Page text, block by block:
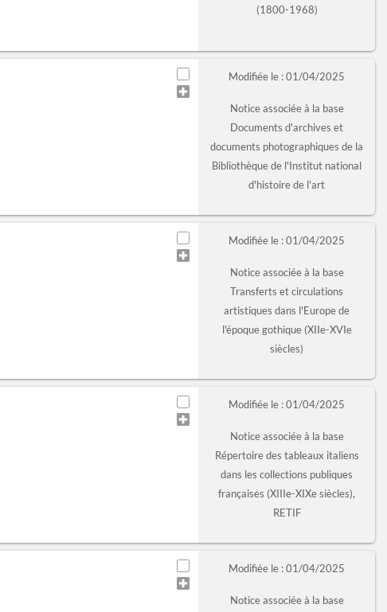
(1800-1968)
Modifiée le : 01/04/2025
Notice associée à la base
Documents d'archives et
documents photographiques de la
Bibliothèque de l'Institut national
d'histoire de l'art
Modifiée le : 01/04/2025
Notice associée à la base
Transferts et circulations
artistiques dans l'Europe de
l'époque gothique (XIIe-XVIe
siècles)
Modifiée le : 01/04/2025
Notice associée à la base
Répertoire des tableaux italiens
dans les collections publiques
françaises (XIIIe-XIXe siècles),
RETIF
Modifiée le : 01/04/2025
Notice associée à la base